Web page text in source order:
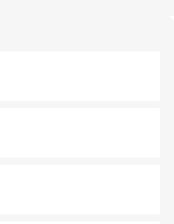
楽しめる外せないスポット